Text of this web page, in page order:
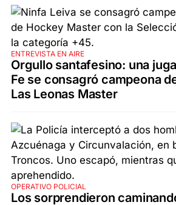
ENTREVISTA EN AIRE
Orgullo santafesino: una
Fe se consagró campeona
Las Leonas Master
OPERATIVO POLICIAL
Los sorprendieron